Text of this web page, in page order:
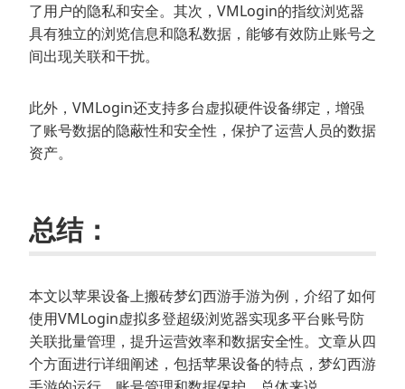
了用户的隐私和安全。其次，VMLogin的指纹浏览器
具有独立的浏览信息和隐私数据，能够有效防止账号之
间出现关联和干扰。
此外，VMLogin还支持多台虚拟硬件设备绑定，增强
了账号数据的隐蔽性和安全性，保护了运营人员的数据
资产。
总结：
本文以苹果设备上搬砖梦幻西游手游为例，介绍了如何
使用VMLogin虚拟多登超级浏览器实现多平台账号防
关联批量管理，提升运营效率和数据安全性。文章从四
个方面进行详细阐述，包括苹果设备的特点，梦幻西游